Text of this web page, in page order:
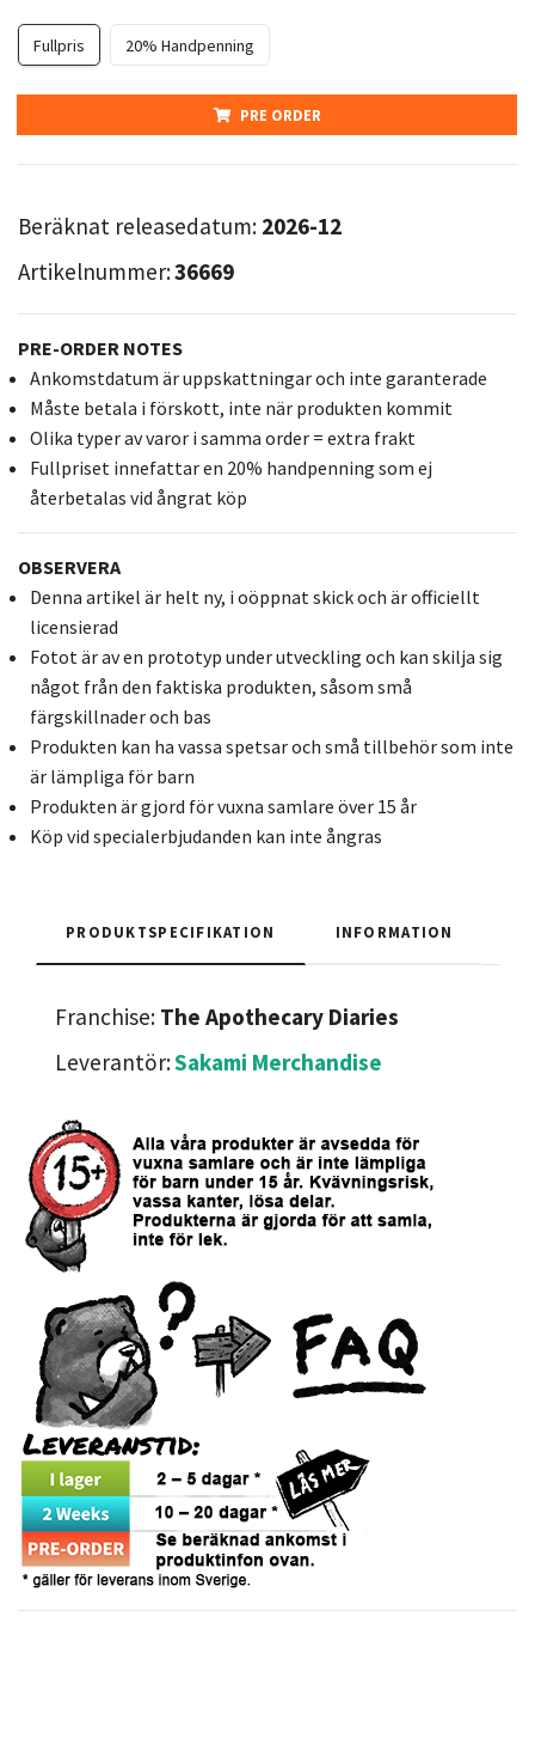
Fullpris 20% Handpenning
PRE ORDER
Beräknat releasedatum: 2026-12
Artikelnummer:36669
PRE-ORDER NOTES
Ankomstdatum är uppskattningar och inte garanterade
Måste betala i förskott, inte när produkten kommit
Olika typer av varor i samma order = extra frakt
Fullpriset innefattar en 20% handpenning som ej
återbetalas vid ångrat köp
OBSERVERA
Denna artikel är helt ny, i oöppnat skick och är officiellt
licensierad
Fotot är av en prototyp under utveckling och kan skilja sig
något från den faktiska produkten, såsom små
färgskillnader och bas
Produkten kan ha vassa spetsar och små tillbehör som inte
är lämpliga för barn
Produkten är gjord för vuxna samlare över 15 år
Köp vid specialerbjudanden kan inte ångras
PRODUKTSPECIFIKATION INFORMATION
Franchise: The Apothecary Diaries
Leverantör:Sakami Merchandise